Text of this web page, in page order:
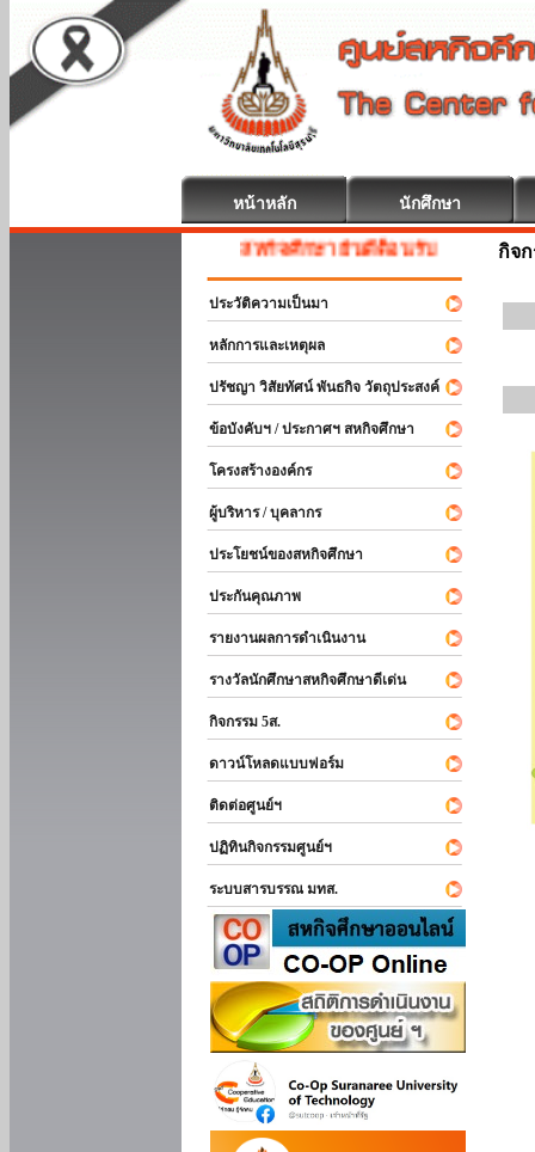
หน้าหลัก นักศึกษา
สหกิจศึกษา ยินดีต้อนรับ
ประวัติความเป็นมา
หลักการและเหตุผล
ปรัชญา วิสัยทัศน์ พันธกิจ วัตถุประสงค์
ข้อบังคับฯ / ประกาศฯ สหกิจศึกษา
โครงสร้างองค์กร
ผู้บริหาร / บุคลากร
ประโยชน์ของสหกิจศึกษา
ประกันคุณภาพ
รายงานผลการดำเนินงาน
รางวัลนักศึกษาสหกิจศึกษาดีเด่น
กิจกรรม 5ส.
ดาวน์โหลดแบบฟอร์ม
ติดต่อศูนย์ฯ
ปฏิทินกิจกรรมศูนย์ฯ
ระบบสารบรรณ มทส.
กิจ